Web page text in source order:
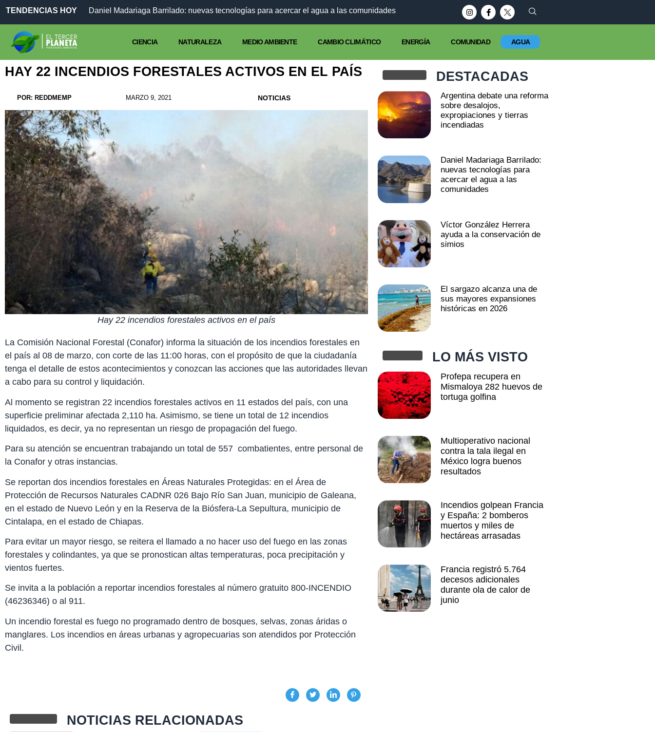
TENDENCIAS HOY Daniel Madariaga Barrilado: nuevas tecnologías para acercar el agua a las comunidades
CIENCIA NATURALEZA MEDIO AMBIENTE CAMBIO CLIMÁTICO ENERGÍA COMUNIDAD AGUA
HAY 22 INCENDIOS FORESTALES ACTIVOS EN EL PAÍS
POR: REDDMEMP MARZO 9, 2021 NOTICIAS
Hay 22 incendios forestales activos en el país
La Comisión Nacional Forestal (Conafor) informa la situación de los incendios forestales en
el país al 08 de marzo, con corte de las 11:00 horas, con el propósito de que la ciudadanía
tenga el detalle de estos acontecimientos y conozcan las acciones que las autoridades llevan
a cabo para su control y liquidación.
Al momento se registran 22 incendios forestales activos en 11 estados del país, con una
superficie preliminar afectada 2,110 ha. Asimismo, se tiene un total de 12 incendios
liquidados, es decir, ya no representan un riesgo de propagación del fuego.
Para su atención se encuentran trabajando un total de 557 combatientes, entre personal de
la Conafor y otras instancias.
Se reportan dos incendios forestales en Áreas Naturales Protegidas: en el Área de
Protección de Recursos Naturales CADNR 026 Bajo Río San Juan, municipio de Galeana,
en el estado de Nuevo León y en la Reserva de la Biósfera-La Sepultura, municipio de
Cintalapa, en el estado de Chiapas.
Para evitar un mayor riesgo, se reitera el llamado a no hacer uso del fuego en las zonas
forestales y colindantes, ya que se pronostican altas temperaturas, poca precipitación y
vientos fuertes.
Se invita a la población a reportar incendios forestales al número gratuito 800-INCENDIO
(46236346) o al 911.
Un incendio forestal es fuego no programado dentro de bosques, selvas, zonas áridas o
manglares. Los incendios en áreas urbanas y agropecuarias son atendidos por Protección
Civil.
NOTICIAS RELACIONADAS
DESTACADAS
Argentina debate una reforma
sobre desalojos,
expropiaciones y tierras
incendiadas
Daniel Madariaga Barrilado:
nuevas tecnologías para
acercar el agua a las
comunidades
Víctor González Herrera
ayuda a la conservación de
simios
El sargazo alcanza una de
sus mayores expansiones
históricas en 2026
LO MÁS VISTO
Profepa recupera en
Mismaloya 282 huevos de
tortuga golfina
Multioperativo nacional
contra la tala ilegal en
México logra buenos
resultados
Incendios golpean Francia
y España: 2 bomberos
muertos y miles de
hectáreas arrasadas
Francia registró 5.764
decesos adicionales
durante ola de calor de
junio